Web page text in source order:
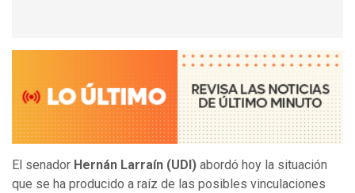
El senador Hernán Larraín (UDI) abordó hoy la situación
que se ha producido a raíz de las posibles vinculaciones